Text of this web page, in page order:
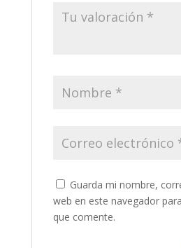
Guarda mi nombre,
web en este navegador
que comente.